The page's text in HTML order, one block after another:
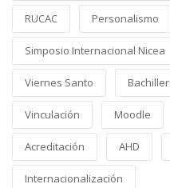
RUCAC Personalismo
Simposio Internacional Nicea
Viernes Santo
Vinculación Moodle
Acreditación AHD
Internacionalización